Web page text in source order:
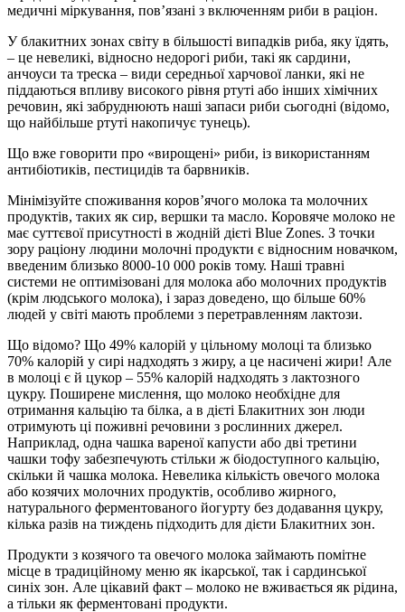
медичні міркування, пов’язані з включенням риби в раціон.
У блакитних зонах світу в більшості випадків риба, яку їдять,
– це невеликі, відносно недорогі риби, такі як сардини,
анчоуси та треска – види середньої харчової ланки, які не
піддаються впливу високого рівня ртуті або інших хімічних
речовин, які забруднюють наші запаси риби сьогодні (відомо,
що найбільше ртуті накопичує тунець).
Що вже говорити про «вирощені» риби, із використанням
антибіотиків, пестицидів та барвників.
Мінімізуйте споживання коров’ячого молока та молочних
продуктів, таких як сир, вершки та масло. Коровяче молоко не
має суттєвої присутності в жодній дієті Blue Zones. З точки
зору раціону людини молочні продукти є відносним новачком,
введеним близько 8000-10 000 років тому. Наші травні
системи не оптимізовані для молока або молочних продуктів
(крім людського молока), і зараз доведено, що більше 60%
людей у світі мають проблеми з перетравленням лактози.
Що відомо? Що 49% калорій у цільному молоці та близько
70% калорій у сирі надходять з жиру, а це насичені жири! Але
в молоці є й цукор – 55% калорій надходять з лактозного
цукру. Поширене мислення, що молоко необхідне для
отримання кальцію та білка, а в дієті Блакитних зон люди
отримують ці поживні речовини з рослинних джерел.
Наприклад, одна чашка вареної капусти або дві третини
чашки тофу забезпечують стільки ж біодоступного кальцію,
скільки й чашка молока. Невелика кількість овечого молока
або козячих молочних продуктів, особливо жирного,
натурального ферментованого йогурту без додавання цукру,
кілька разів на тиждень підходить для дієти Блакитних зон.
Продукти з козячого та овечого молока займають помітне
місце в традиційному меню як ікарської, так і сардинської
синіх зон. Але цікавий факт – молоко не вживається як рідина,
а тільки як ферментовані продукти.